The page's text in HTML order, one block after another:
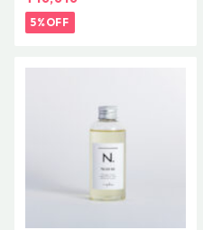
（スワエ）」｜リラクシング
シャンプー 1000mL ￥7,590
＋ トリートメント 1000g￥9,
5%OFF